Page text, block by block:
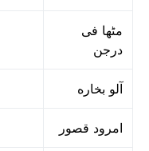
مٹھا فی
درجن
آلو بخاره
امرود قصور